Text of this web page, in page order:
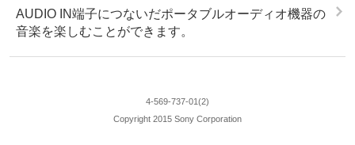
AUDIO IN端子につないだポータブルオーディオ機器の
音楽を楽しむことができます。
4-569-737-01(2)
Copyright 2015 Sony Corporation